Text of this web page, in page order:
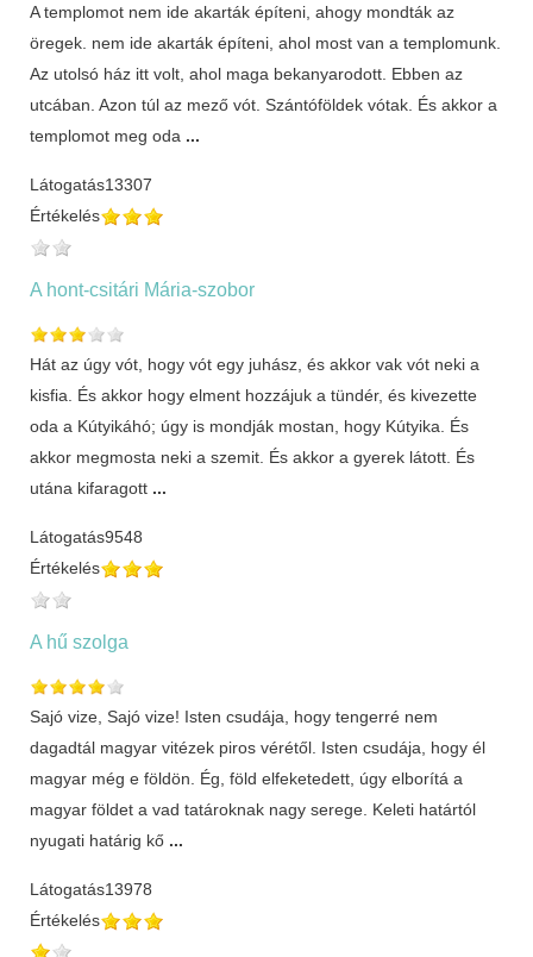
A templomot nem ide akarták építeni, ahogy mondták az
öregek. nem ide akarták építeni, ahol most van a templomunk.
Az utolsó ház itt volt, ahol maga bekanyarodott. Ebben az
utcában. Azon túl az mező vót. Szántóföldek vótak. És akkor a
templomot meg oda ...
Látogatás13307
Értékelés
A hont-csitári Mária-szobor
Hát az úgy vót, hogy vót egy juhász, és akkor vak vót neki a
kisfia. És akkor hogy elment hozzájuk a tündér, és kivezette
oda a Kútyikáhó; úgy is mondják mostan, hogy Kútyika. És
akkor megmosta neki a szemit. És akkor a gyerek látott. És
utána kifaragott ...
Látogatás9548
Értékelés
A hű szolga
Sajó vize, Sajó vize! Isten csudája, hogy tengerré nem
dagadtál magyar vitézek piros vérétől. Isten csudája, hogy él
magyar még e földön. Ég, föld elfeketedett, úgy elborítá a
magyar földet a vad tatároknak nagy serege. Keleti határtól
nyugati határig kő ...
Látogatás13978
Értékelés